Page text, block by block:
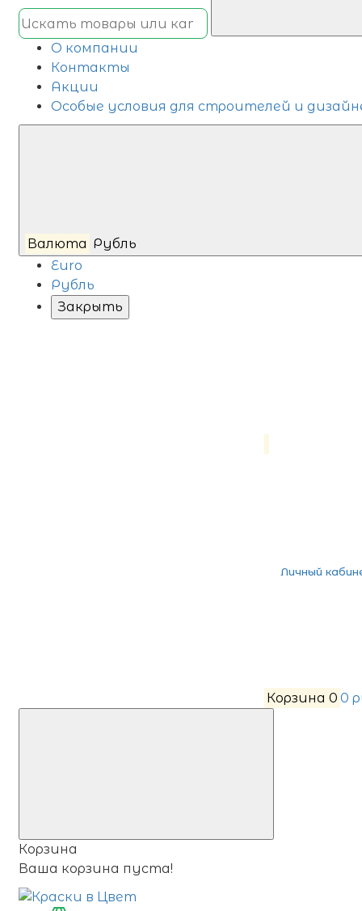
О компании
Контакты
Акции
Особые условия для строителей и
Валюта Рубль
Euro
Рубль
Закрыть
Личный
Корзина 0 0
Корзина
Ваша корзина пуста!